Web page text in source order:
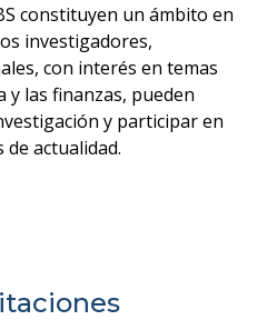
constituyen un ámbito en
investigadores,
con interés en temas
y las finanzas, pueden
y participar en
actualidad.